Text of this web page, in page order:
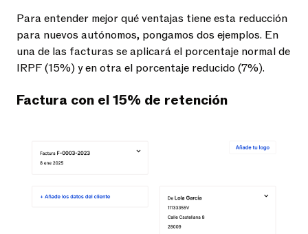
Para entender mejor qué ventajas tiene esta reducción
para nuevos autónomos, pongamos dos ejemplos. En
una de las facturas se aplicará el porcentaje normal de
IRPF (15%) y en otra el porcentaje reducido (7%).
Factura con el 15% de retención